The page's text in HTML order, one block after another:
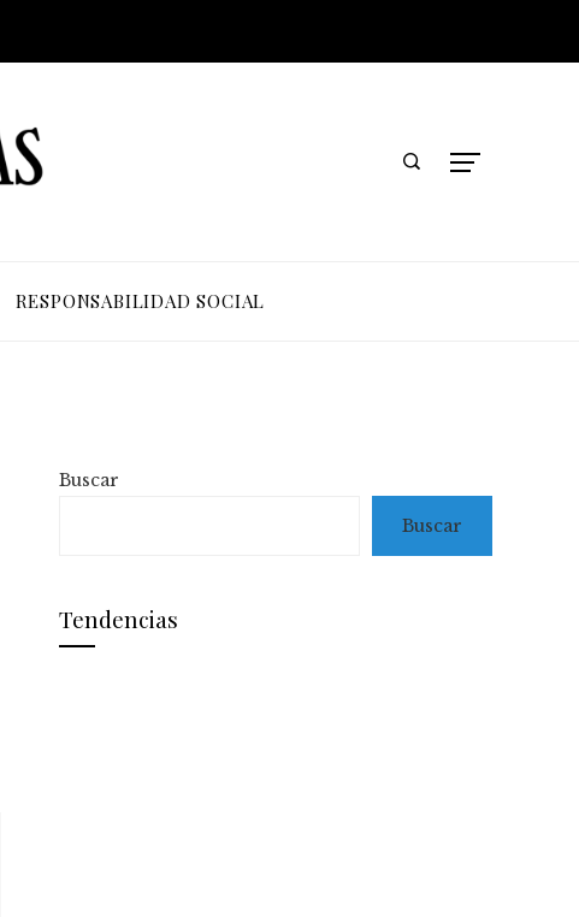
RESPONSABILIDAD SOCIAL
Buscar
Buscar
Tendencias